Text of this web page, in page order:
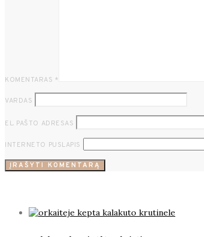
KOMENTARAS *
VARDAS
EL. PAŠTO ADRESAS
INTERNETO PUSLAPIS